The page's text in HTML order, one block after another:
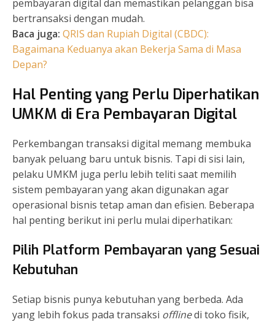
pembayaran digital dan memastikan pelanggan bisa
bertransaksi dengan mudah.
Baca juga: QRIS dan Rupiah Digital (CBDC):
Bagaimana Keduanya akan Bekerja Sama di Masa
Depan?
Hal Penting yang Perlu Diperhatikan
UMKM di Era Pembayaran Digital
Perkembangan transaksi digital memang membuka
banyak peluang baru untuk bisnis. Tapi di sisi lain,
pelaku UMKM juga perlu lebih teliti saat memilih
sistem pembayaran yang akan digunakan agar
operasional bisnis tetap aman dan efisien. Beberapa
hal penting berikut ini perlu mulai diperhatikan:
Pilih Platform Pembayaran yang Sesuai
Kebutuhan
Setiap bisnis punya kebutuhan yang berbeda. Ada
yang lebih fokus pada transaksi offlinedi toko fisik,